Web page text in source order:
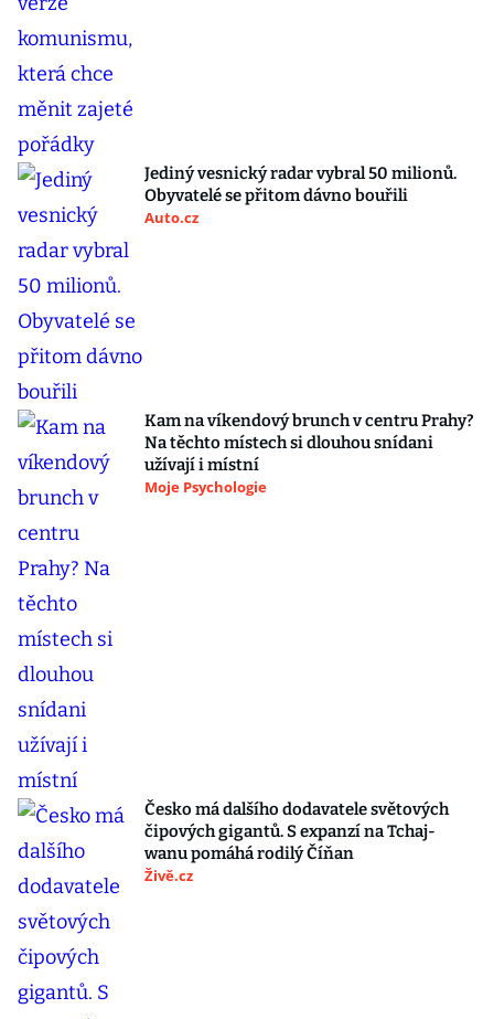
Jediný vesnický radar vybral 50 milionů.
Obyvatelé se přitom dávno bouřili
Auto.cz
Kam na víkendový brunch v centru Prahy?
Na těchto místech si dlouhou snídani
užívají i místní
Moje Psychologie
Česko má dalšího dodavatele světových
čipových gigantů. S expanzí na Tchaj-
wanu pomáhá rodilý Číňan
Živě.cz